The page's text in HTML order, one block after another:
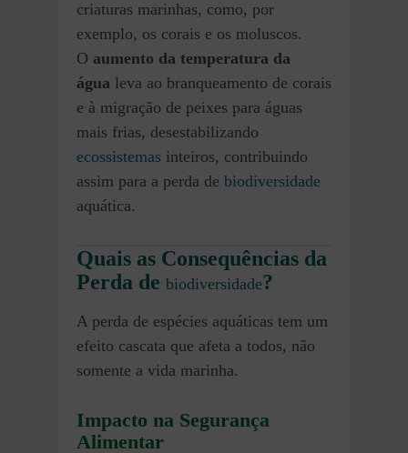
criaturas marinhas, como, por
exemplo, os corais e os moluscos.
O aumento da temperatura da
água leva ao branqueamento de corais
e à migração de peixes para águas
mais frias, desestabilizando
ecossistemas inteiros, contribuindo
assim para a perda de biodiversidade
aquática.
Quais as Consequências da
Perda de biodiversidade?
A perda de espécies aquáticas tem um
efeito cascata que afeta a todos, não
somente a vida marinha.
Impacto na Segurança
Alimentar